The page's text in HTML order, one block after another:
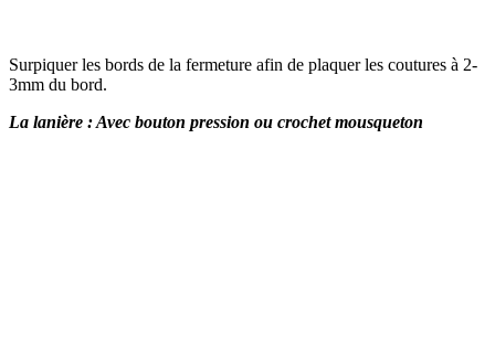
Surpiquer les bords de la fermeture afin de plaquer les coutures à 2-
3mm du bord.
La lanière : Avec bouton pression ou crochet mousqueton